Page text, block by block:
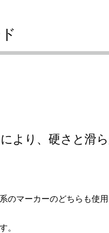
より、硬さと滑
のマーカーのどちらも使
。